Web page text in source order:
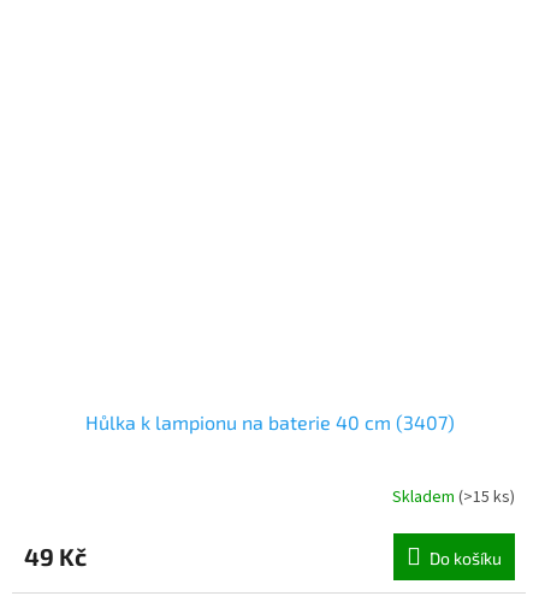
Hůlka k lampionu na baterie 40 cm (3407)
Skladem (>15 ks)
49 Kč Do košíku